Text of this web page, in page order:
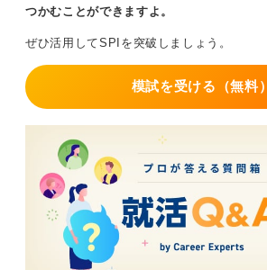
つかむことができますよ。
ぜひ活用してSPIを突破しましょう。
模試を受ける（無料）